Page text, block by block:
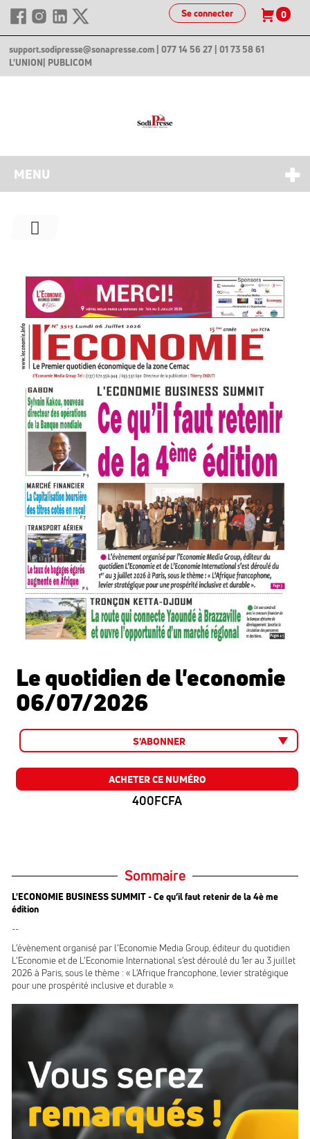
Se connecter 0
support.sodipresse@sonapresse.com | 077 14 56 27 | 01 73 58 61
L'UNION | PUBLICOM
MENU
Le quotidien de l'economie
06/07/2026
S'ABONNER
ACHETER CE NUMÉRO
400FCFA
Sommaire
L'ECONOMIE BUSINESS SUMMIT - Ce qu’il faut retenir de la 4è me
édition
--
L’évènement organisé par l’Economie Media Group, éditeur du quotidien
L’Economie et de L’Economie International s’est déroulé du 1er au 3 juillet
2026 à Paris, sous le thème : « L'Afrique francophone, levier stratégique
pour une prospérité inclusive et durable ».